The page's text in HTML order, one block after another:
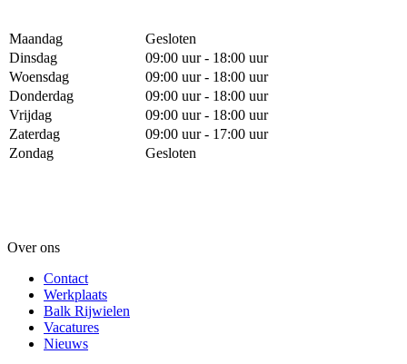
Maandag
Gesloten
Dinsdag
09:00 uur - 18:00 uur
Woensdag
09:00 uur - 18:00 uur
Donderdag
09:00 uur - 18:00 uur
Vrijdag
09:00 uur - 18:00 uur
Zaterdag
09:00 uur - 17:00 uur
Zondag
Gesloten
Over ons
Contact
Werkplaats
Balk Rijwielen
Vacatures
Nieuws